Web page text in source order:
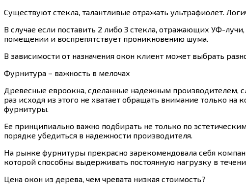
Существуют стекла, талантливые отражать ультрафиолет.
В случае если поставить 2 либо 3 стекла, отражающих УФ-
помещении и воспрепятствует проникновению шума.
В зависимости от назначения окон клиент может выбрать
Фурнитура – важность в мелочах
Древесные евроокна, сделанные надежным производителем,
раз исходя из этого не хватает обращать внимание только
фурнитуры.
Ее принципиально важно подбирать не только по
порядке убедиться в надежности производителя.
На рынке фурнитуры прекрасно зарекомендовала себя
которой способны выдерживать постоянную нагрузку в
Цена окон из дерева, чем чревата низкая стоимость?